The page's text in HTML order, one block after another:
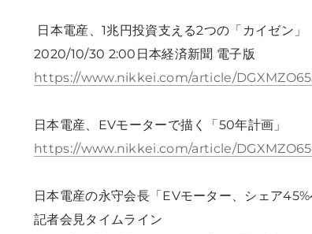
日本電産、1兆円投資支える2つの「カイゼ
2020/10/30 2:00日本経済新聞 電子版
https://www.nikkei.com/article/
日本電産、EVモーターで描く「50年計画」
https://www.nikkei.com/article/
日本電産の永守会長「EVモーター、シェア45%
記者会見タイムライン